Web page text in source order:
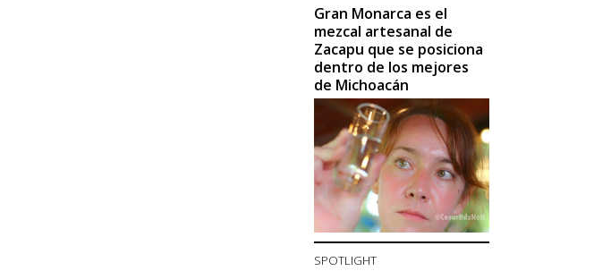
Gran Monarca es el
mezcal artesanal de
Zacapu que se posiciona
dentro de los mejores
de Michoacán
SPOTLIGHT